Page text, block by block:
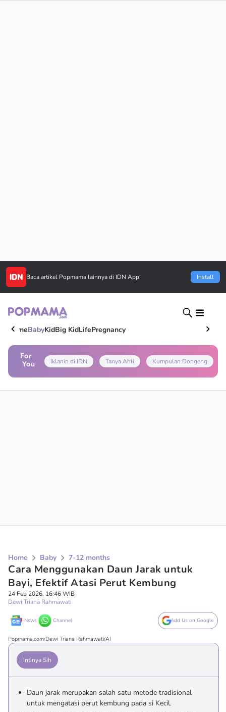
Baca artikel Popmama lainnya di IDN App Install
HomeBabyKidBig KidLifePregnancy
For
You
Iklanin di IDN Tanya Ahli Kumpulan Dongeng
Home Baby 7-12 months
Cara Menggunakan Daun Jarak untuk
Bayi, Efektif Atasi Perut Kembung
24 Feb 2026, 16:46 WIB
Dewi Triana Rahmawati
News Channel Add Us on Google
Popmama.com/Dewi Triana Rahmawati/AI
Intinya Sih
Daun jarak merupakan salah satu metode tradisional
untuk mengatasi perut kembung pada si Kecil.